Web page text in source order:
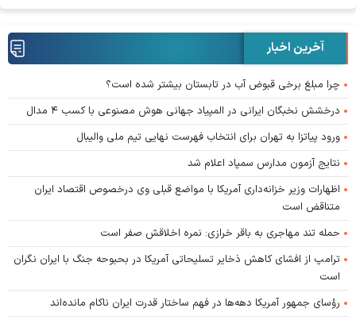
آخرین اخبار
چرا مبلغ برخی قبوض آب در تابستان بیشتر شده است؟
درخشش نخبگان ایرانی در المپیاد جهانی هوش مصنوعی با کسب ۴ مدال
ورود پیاتزا به تهران برای انتخاب فهرست نهایی تیم ملی والیبال
نتایج آزمون مدارس سمپاد اعلام شد
اظهارات وزیر خزانه‌داری آمریکا با مواضع قبلی وی درخصوص اقتصاد ایران
متناقض است
حمله تند مهاجری به باقر خرازی: نمره اخلاقش صفر است
ترامپ از افشای کاهش ذخایر تسلیحاتی آمریکا در بحبوحه جنگ با ایران نگران
است
رؤسای جمهور آمریکا دهه‌ها در فهم ساختار قدرت ایران ناکام مانده‌اند